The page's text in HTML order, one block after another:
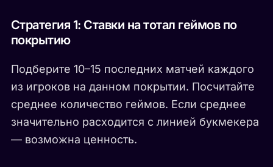
Стратегия 1: Ставки на тотал геймов по
покрытию
Подберите 10–15 последних матчей каждого
из игроков на данном покрытии. Посчитайте
среднее количество геймов. Если среднее
значительно расходится с линией букмекера
— возможна ценность.